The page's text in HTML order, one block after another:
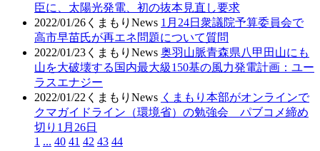
臣に、太陽光発電、初の抜本見直し要求
2022/01/26 くまもりNews 1月24日衆議院予算委員会で
高市早苗氏が再エネ問題について質問
2022/01/23 くまもりNews 奥羽山脈青森県八甲田山にも
山を大破壊する国内最大級150基の風力発電計画：ユー
ラスエナジー
2022/01/22 くまもりNews くまもり本部がオンラインで
クマガイドライン（環境省）の勉強会 パブコメ締め
切り1月26日
1 ... 40 41 42 43 44